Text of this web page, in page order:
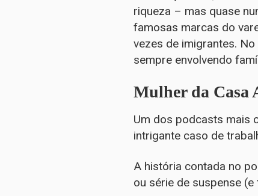
riqueza – mas quase
famosas marcas do
vezes de imigrantes.
sempre envolvendo
Mulher da Casa
Um dos podcasts mais
intrigante caso de
A história contada no
ou série de suspense